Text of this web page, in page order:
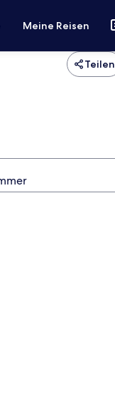
Meine Reisen
Teilen